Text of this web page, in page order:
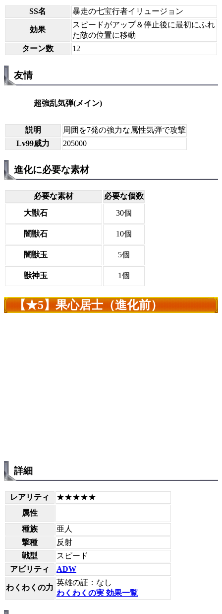
SS名 暴走の七宝行者イリュージョン
効果
スピードがアップ＆停止後に最初にふれ
た敵の位置に移動
ターン数
12
友情
超強乱気弾(メイン)
説明
周囲を7発の強力な属性気弾で攻撃
Lv99威力
205000
進化に必要な素材
必要な素材
必要な個数
大獣石
30個
闇獣石 10個
闇獣玉 5個
獣神玉 1個
【★5】果心居士（進化前）
詳細
レアリティ
★★★★★
属性
種族
亜人
撃種
反射
戦型
スピード
アビリティ
ADW
わくわくの力
英雄の証：なし
わくわくの実 効果一覧